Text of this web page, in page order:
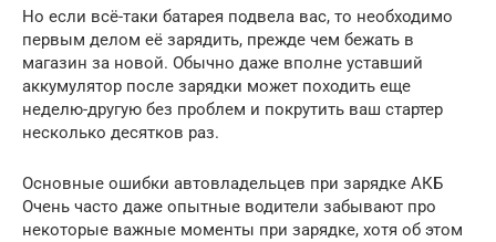
Но если всё-таки батарея подвела вас, то необходимо
первым делом её зарядить, прежде чем бежать в
магазин за новой. Обычно даже вполне уставший
аккумулятор после зарядки может походить еще
неделю-другую без проблем и покрутить ваш стартер
несколько десятков раз.
Основные ошибки автовладельцев при зарядке АКБ
Очень часто даже опытные водители забывают про
некоторые важные моменты при зарядке, хотя об этом